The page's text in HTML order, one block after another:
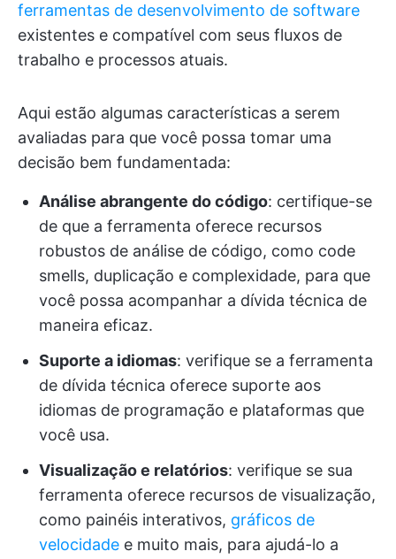
ferramentas de desenvolvimento de software
existentes e compatível com seus fluxos de
trabalho e processos atuais.
Aqui estão algumas características a serem
avaliadas para que você possa tomar uma
decisão bem fundamentada:
Análise abrangente do código: certifique-se
de que a ferramenta oferece recursos
robustos de análise de código, como code
smells, duplicação e complexidade, para que
você possa acompanhar a dívida técnica de
maneira eficaz.
Suporte a idiomas: verifique se a ferramenta
de dívida técnica oferece suporte aos
idiomas de programação e plataformas que
você usa.
Visualização e relatórios: verifique se sua
ferramenta oferece recursos de visualização,
como painéis interativos, gráficos de
velocidade e muito mais, para ajudá-lo a